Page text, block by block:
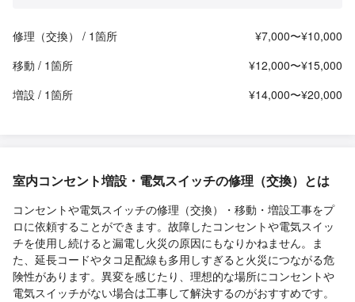
修理（交換） / 1箇所
¥7,000〜¥10,000
移動 / 1箇所
¥12,000〜¥15,000
増設 / 1箇所
¥14,000〜¥20,000
室内コンセント増設・電気スイッチの修理（交換）とは
コンセントや電気スイッチの修理（交換）・移動・増設工事をプ
ロに依頼することができます。故障したコンセントや電気スイッ
チを使用し続けると漏電し火災の原因にもなりかねません。ま
た、延長コードやタコ足配線も多用しすぎると火災につながる危
険性があります。異変を感じたり、理想的な場所にコンセントや
電気スイッチがない場合は工事して解決するのがおすすめです。